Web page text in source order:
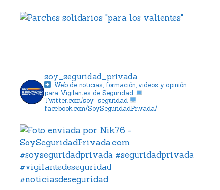
soy_seguridad_privada
Web de noticias, formación, videos y opinión
para Vigilantes de Seguridad.
Twitter.com/soy_seguridad
facebook.com/SoySeguridadPrivada/